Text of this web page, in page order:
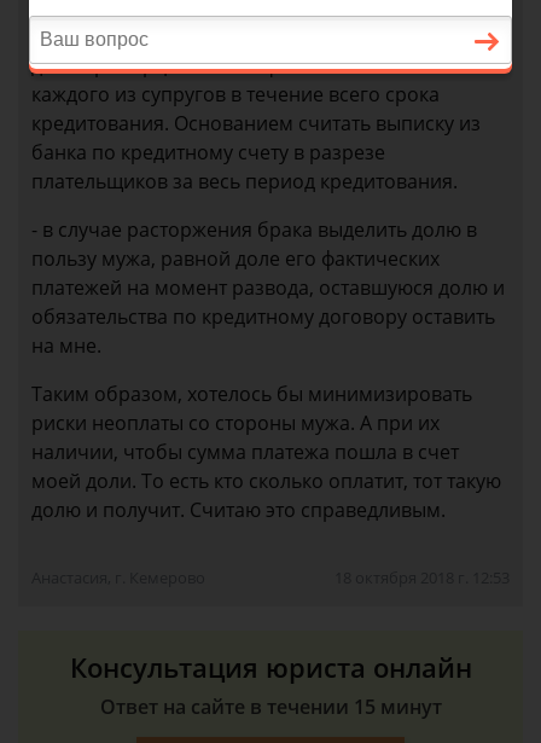
обязательств перед банком перераспределить
доли пропорционально фактическим взносам
каждого из супругов в течение всего срока
кредитования. Основанием считать выписку из
банка по кредитному счету в разрезе
плательщиков за весь период кредитования.
- в случае расторжения брака выделить долю в
пользу мужа, равной доле его фактических
платежей на момент развода, оставшуюся долю и
обязательства по кредитному договору оставить
на мне.
Таким образом, хотелось бы минимизировать
риски неоплаты со стороны мужа. А при их
наличии, чтобы сумма платежа пошла в счет
моей доли. То есть кто сколько оплатит, тот такую
долю и получит. Считаю это справедливым.
Консультация юриста онлайн
Ответ на сайте в течении 15 минут